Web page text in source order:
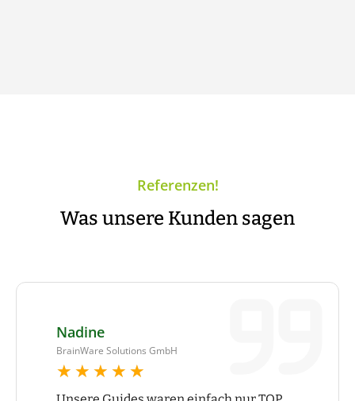
Referenzen!
Was unsere Kunden sagen
Nadine
BrainWare Solutions GmbH
★★★★★
★★★★★